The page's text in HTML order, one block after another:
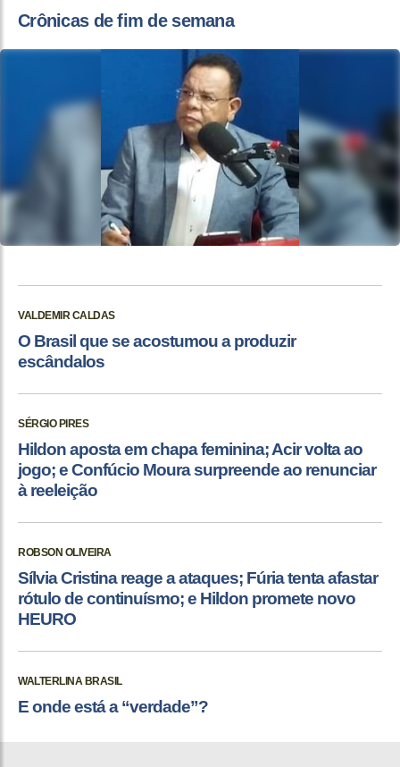
Crônicas de fim de semana
VALDEMIR CALDAS
O Brasil que se acostumou a produzir
escândalos
SÉRGIO PIRES
Hildon aposta em chapa feminina; Acir volta ao
jogo; e Confúcio Moura surpreende ao renunciar
à reeleição
ROBSON OLIVEIRA
Sílvia Cristina reage a ataques; Fúria tenta afastar
rótulo de continuísmo; e Hildon promete novo
HEURO
WALTERLINA BRASIL
E onde está a “verdade”?